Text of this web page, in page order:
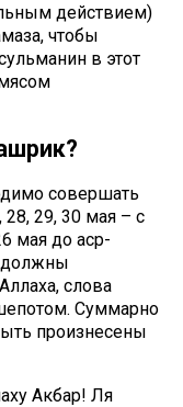
действием)
чтобы
в этот
совершать
29, 30 мая – с
мая до аср-
должны
слова
Суммарно
произнесены
Акбар! Ля